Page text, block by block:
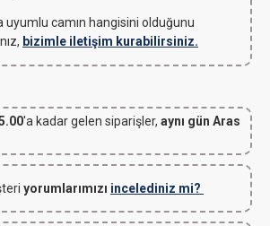
uyumlu camın hangisini olduğunu
bizimle iletişim kurabilirsiniz.
'a kadar gelen siparişler, aynı gün Aras
yorumlarımızı incelediniz mi?